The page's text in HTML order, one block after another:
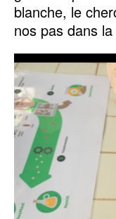
blanche, le
nos pas dans